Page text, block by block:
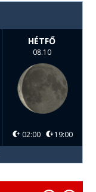
HÉTFŐ
08.10
02:00 19:00